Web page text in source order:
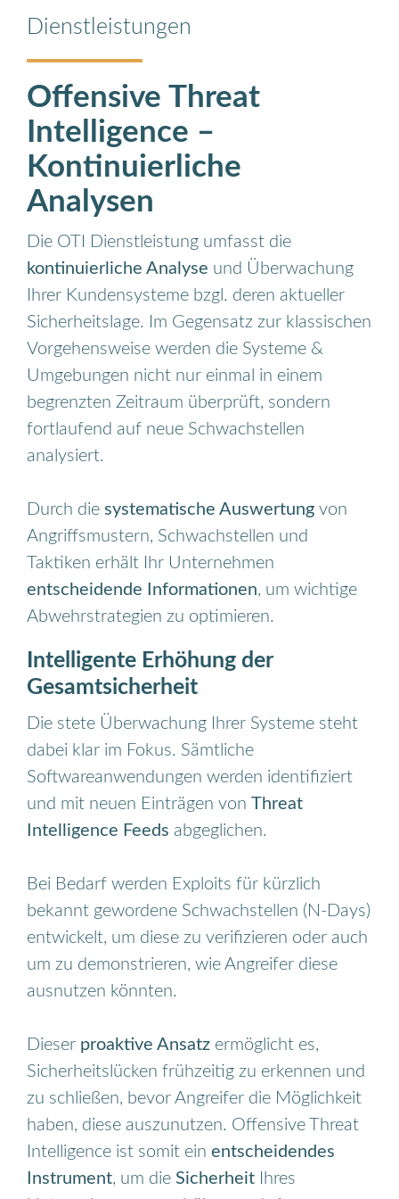
Dienstleistungen
Offensive Threat
Intelligence –
Kontinuierliche
Analysen
Die OTI Dienstleistung umfasst die
kontinuierliche Analyse und Überwachung
Ihrer Kundensysteme bzgl. deren aktueller
Sicherheitslage. Im Gegensatz zur klassischen
Vorgehensweise werden die Systeme &
Umgebungen nicht nur einmal in einem
begrenzten Zeitraum überprüft, sondern
fortlaufend auf neue Schwachstellen
analysiert.
Durch die systematische Auswertungvon
Angriffsmustern, Schwachstellen und
Taktiken erhält Ihr Unternehmen
entscheidende Informationen, um wichtige
Abwehrstrategien zu optimieren.
Intelligente Erhöhung der
Gesamtsicherheit
Die stete Überwachung Ihrer Systeme steht
dabei klar im Fokus. Sämtliche
Softwareanwendungen werden identifiziert
und mit neuen Einträgen von Threat
Intelligence Feeds abgeglichen.
Bei Bedarf werden Exploits für kürzlich
bekannt gewordene Schwachstellen (N-Days)
entwickelt, um diese zu verifizieren oder auch
um zu demonstrieren, wie Angreifer diese
ausnutzen könnten.
Dieser proaktive Ansatzermöglicht es,
Sicherheitslücken frühzeitig zu erkennen und
zu schließen, bevor Angreifer die Möglichkeit
haben, diese auszunutzen. Offensive Threat
Intelligence ist somit ein entscheidendes
Instrument, um die SicherheitIhres